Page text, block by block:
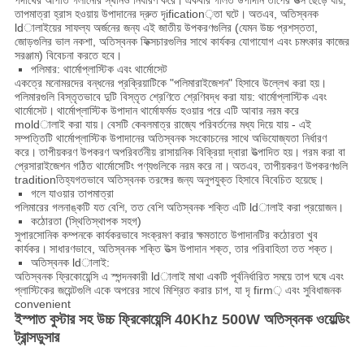
তাপমাত্রা হ্রাস হওয়ায় উপাদানের দ্রুত দৃification়তা ঘটে। অতএব, অতিস্বনক
ldালাইয়ের সাফল্য অর্জনের জন্য এই জাতীয় উপকরণগুলির (যেমন উচ্চ প্রশস্ততা,
জোড়গুলির ভাল নকশা, অতিস্বনক ফিক্সচারগুলির সাথে কার্যকর যোগাযোগ এবং চমৎকার কাজের
সরঞ্জাম) বিবেচনা করতে হবে।
পলিমার: থার্মোপ্লাস্টিক এবং থার্মোসেট
একত্রে মনোমরদের বন্ধনের প্রক্রিয়াটিকে "পলিমারাইজেশন" হিসাবে উল্লেখ করা হয়।
পলিমারগুলি বিস্তৃতভাবে দুটি বিস্তৃত শ্রেণিতে শ্রেণিবদ্ধ করা যায়: থার্মোপ্লাস্টিক এবং
থার্মোসেট। থার্মোপ্লাস্টিক উপাদান থার্মোফর্মড হওয়ার পরে এটি আবার নরম করে
moldালাই করা যায়। বেসটি কেবলমাত্র রাজ্যে পরিবর্তনের মধ্য দিয়ে যায় - এই
সম্পত্তিটি থার্মোপ্লাস্টিক উপাদানের অতিস্বনক সংকোচনের সাথে অভিযোজ্যতা নির্ধারণ
করে। তাপীয়করণ উপকরণ অপরিবর্তনীয় রাসায়নিক বিক্রিয়া দ্বারা উত্পাদিত হয়। গরম করা বা
প্রেসারাইজেশন গঠিত থার্মোসেটিং পণ্যগুলিকে নরম করে না। অতএব, তাপীয়করণ উপকরণগুলি
traditionতিহ্যগতভাবে অতিস্বনক তরঙ্গের জন্য অনুপযুক্ত হিসাবে বিবেচিত হয়েছে।
গলে যাওয়ার তাপমাত্রা
পলিমারের গলনাঙ্কটি যত বেশি, তত বেশি অতিস্বনক শক্তি এটি ldালাই করা প্রয়োজন।
কঠোরতা (স্থিতিস্থাপক সহগ)
সুপারসোনিক কম্পনকে কার্যকরভাবে সংক্রমণ করার ক্ষমতাতে উপাদানটির কঠোরতা খুব
কার্যকর। সাধারণভাবে, অতিস্বনক শক্তি উত্স উপাদান শক্ত, তার পরিবাহিতা তত শক্ত।
অতিস্বনক ldালাই:
অতিস্বনক ফ্রিকোয়েন্সি এ স্পন্দনকারী ldালাই মাথা একটি পূর্বনির্ধারিত সময়ে তাপ ঘষে এবং
প্লাস্টিকের জয়েন্টগুলি একে অপরের সাথে মিশ্রিত করার চাপ, যা দৃ firm় এবং সুবিধাজনক
convenient
ইস্পাত বুস্টার সহ উচ্চ ফ্রিকোয়েন্সি 40Khz 500W অতিস্বনক ওয়েল্ডিং
ট্রান্সডুসার